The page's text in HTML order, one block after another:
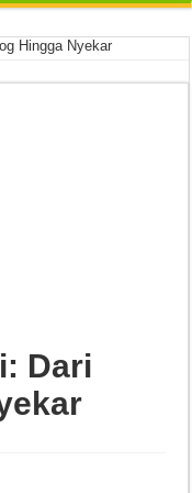
Hingga Nyekar
Dari